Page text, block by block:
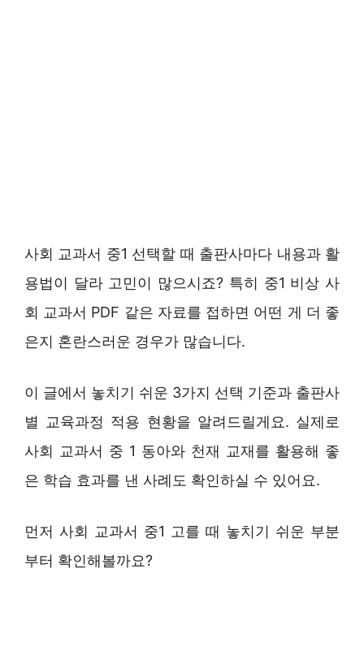
사회 교과서 중1 선택할 때 출판사마다 내용과 활
용법이 달라 고민이 많으시죠? 특히 중1 비상 사
회 교과서 PDF 같은 자료를 접하면 어떤 게 더 좋
은지 혼란스러운 경우가 많습니다.
이 글에서 놓치기 쉬운 3가지 선택 기준과 출판사
별 교육과정 적용 현황을 알려드릴게요. 실제로
사회 교과서 중 1 동아와 천재 교재를 활용해 좋
은 학습 효과를 낸 사례도 확인하실 수 있어요.
먼저 사회 교과서 중1 고를 때 놓치기 쉬운 부분
부터 확인해볼까요?